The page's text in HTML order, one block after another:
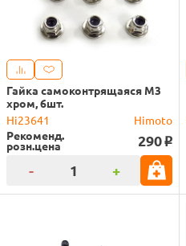
Гайка самоконтрящаяся M3
хром, 6шт.
Hi23641
Himoto
Рекоменд.
розн.цена 290 o
- +